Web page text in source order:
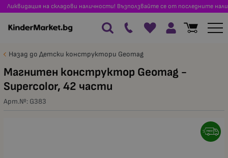
Ликвидация на складови наличности! Възползвайте се от последните
Назад до Детски конструктори Geomag
Магнитен конструктор Geomag -
Supercolor, 42 части
Арт.№: G383